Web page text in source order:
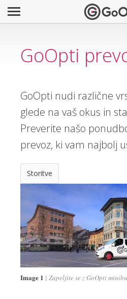
GoOpti
GoOpti nudi različne
glede na vaš okus in
Preverite našo
prevoz, ki vam najbolj
Storitve
Image 1 Zapeljite se z GoOpti